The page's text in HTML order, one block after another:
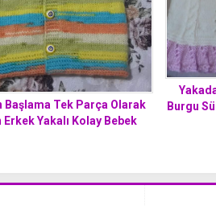
Başlama Tek Parça Olarak
Erkek Yakalı Kolay Bebek
Burgu